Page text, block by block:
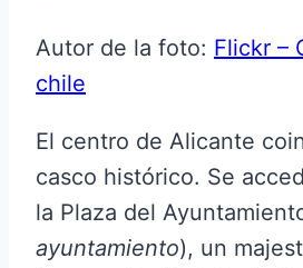
Autor de la foto: Flickr –
chile
El centro de Alicante
casco histórico. Se
la Plaza del
ayuntamiento), un